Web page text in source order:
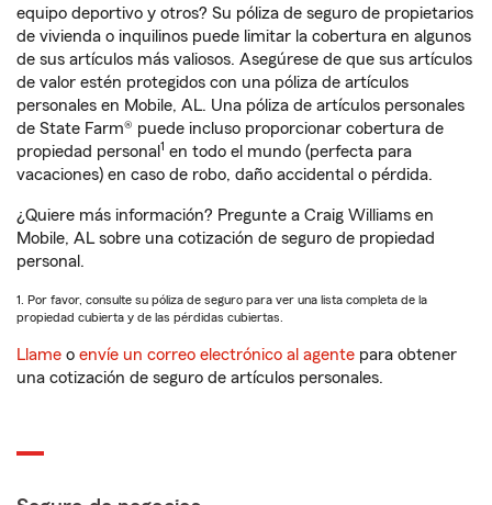
equipo deportivo y otros? Su póliza de seguro de propietarios
de vivienda o inquilinos puede limitar la cobertura en algunos
de sus artículos más valiosos. Asegúrese de que sus artículos
de valor estén protegidos con una póliza de artículos
personales en Mobile, AL. Una póliza de artículos personales
de State Farm® puede incluso proporcionar cobertura de
propiedad personal 1 en todo el mundo (perfecta para
vacaciones) en caso de robo, daño accidental o pérdida.
¿Quiere más información? Pregunte a Craig Williams en
Mobile, AL sobre una cotización de seguro de propiedad
personal.
1. Por favor, consulte su póliza de seguro para ver una lista completa de la
propiedad cubierta y de las pérdidas cubiertas.
Llame o envíe un correo electrónico al agente para obtener
una cotización de seguro de artículos personales.